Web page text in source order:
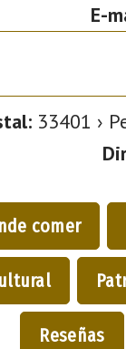
E-
33401 ›
comer
Reseñas